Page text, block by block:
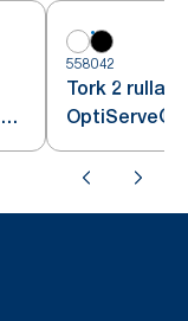
558042
Tork 2 rullan
OptiServe®
paperille